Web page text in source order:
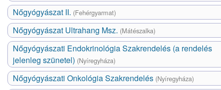
Nőgyógyászat II. (Fehérgyarmat)
Nőgyógyászat Ultrahang Msz. (Mátészalka)
Nőgyógyászati Endokrinológia Szakrendelés (a rendelés
jelenleg szünetel) (Nyíregyháza)
Nőgyógyászati Onkológia Szakrendelés (Nyíregyháza)